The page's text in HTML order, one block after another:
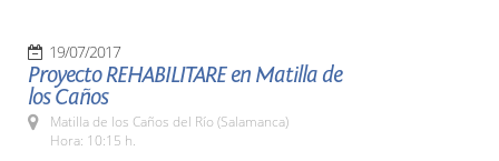
19/07/2017
Proyecto REHABILITARE en Matilla de
los Caños
Matilla de los Caños del Río (Salamanca)
Hora: 10:15 h.